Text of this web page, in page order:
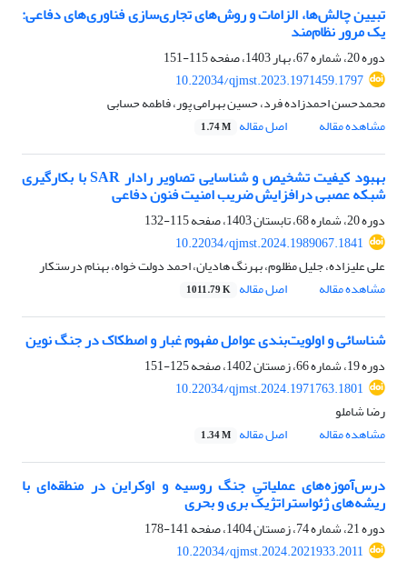
تبیین چالش‌ها، الزامات و روش‌های تجاری‌سازی فناوری‌های دفاعی:
یک مرور نظام‌مند
دوره 20، شماره 67، بهار 1403، صفحه
115-151
10.22034/qjmst.2023.1971459.1797
محمدحسن احمدزاده فرد، حسین بهرامی پور، فاطمه حسابی
مشاهده مقاله
اصل مقاله 1.74 M
بهبود کیفیت تشخیص و شناسایی تصاویر رادار SAR با بکارگیری
شبکه عصبی درافزایش ضریب امنیت فنون دفاعی
دوره 20، شماره 68، تابستان 1403، صفحه
115-132
10.22034/qjmst.2024.1989067.1841
علی علیزاده، جلیل مظلوم، بهرنگ هادیان، احمد دولت خواه، بهنام درستکار
مشاهده مقاله
اصل مقاله 1011.79 K
شناسائی و اولویت‌بندی عوامل مفهوم غبار و اصطکاک در جنگ نوین
دوره 19، شماره 66، زمستان 1402، صفحه
125-151
10.22034/qjmst.2024.1971763.1801
رضا شاملو
مشاهده مقاله
اصل مقاله 1.34 M
درس‌آموزه‌های عملیاتیِ جنگ روسیه و اوکراین در منطقه‌ای با
ریشه‌های ژئواستراتژیک بری و بحری
دوره 21، شماره 74، زمستان 1404، صفحه
141-178
10.22034/qjmst.2024.2021933.2011